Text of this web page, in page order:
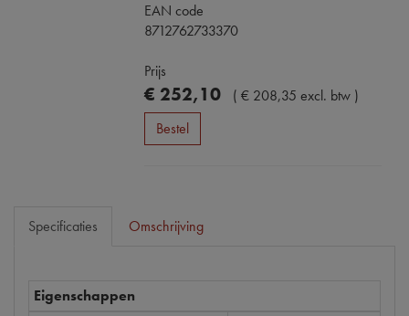
EAN code
8712762733370
Prijs
€ 252,10 ( € 208,35 excl. btw )
Bestel
Specificaties Omschrijving
Eigenschappen